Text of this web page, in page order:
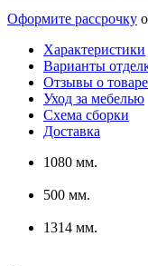
Оформите рассрочку
Характеристики
Варианты
Отзывы о товаре
Уход за мебелью
Схема сборки
Доставка
1080 мм.
500 мм.
1314 мм.